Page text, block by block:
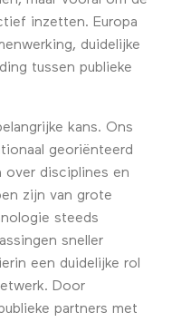
inzetten. Europa
duidelijke
tussen publieke
kans. Ons
georiënteerd
over disciplines en
zijn van grote
steeds
sneller
een duidelijke rol
Door
partners met